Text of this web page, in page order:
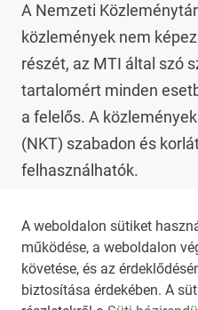
A weboldalon sütiket
működése, a weboldalon
követése, és az
biztosítása érdekében. A
A Nemzeti
közlemények nem
részét, az MTI által szó
tartalomért minden
a felelős. A
(NKT) szabadon és
felhasználhatók.
Az NKT szolgáltatással
információt az
levelező címen kaphat.